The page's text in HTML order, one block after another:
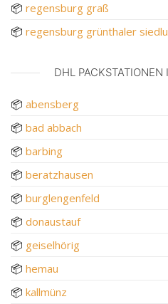
📦 regensburg graß
📦 regensburg grünthaler
DHL
📦 abensberg
📦 bad abbach
📦 barbing
📦 beratzhausen
📦 burglengenfeld
📦 donaustauf
📦 geiselhörig
📦 hemau
📦 kallmünz